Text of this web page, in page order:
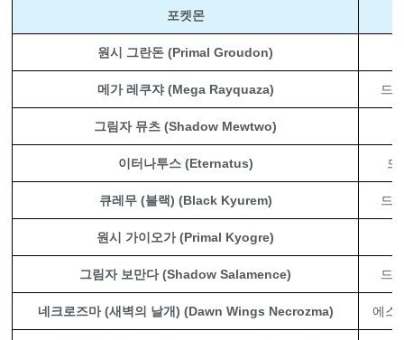
포켓몬
원시 그란돈 (Primal Groudon)
메가 레쿠쟈 (Mega Rayquaza) 드
그림자 뮤츠 (Shadow Mewtwo)
이터나투스 (Eternatus) 드
큐레무 (블랙) (Black Kyurem) 드
원시 가이오가 (Primal Kyogre)
그림자 보만다 (Shadow Salamence) 드
네크로즈마 (새벽의 날개) (Dawn Wings Necrozma) 에스